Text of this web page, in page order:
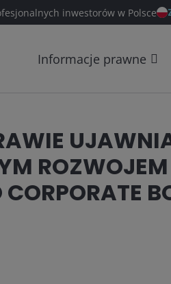
inwestorów w Polsce
Informacje prawne